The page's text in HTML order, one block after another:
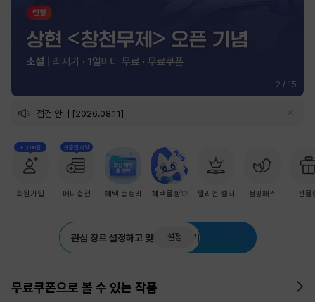
2 / 15
점검 안내 [2026.08.11]
+1,000원
회원가입
첫충전 혜택
머니충전 혜택 총정리 혜택몰빵💘 밀리언 셀러 점핑패스 선물
관심 장르 설정하고 맞춤 추천 받기
설정
무료쿠폰으로 볼 수 있는 작품